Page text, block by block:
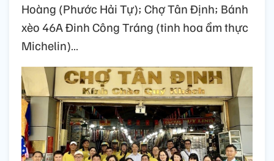
Hoàng (Phước Hải Tự); Chợ Tân Định; Bánh
xèo 46A Đinh Công Tráng (tinh hoa ẩm thực
Michelin)…